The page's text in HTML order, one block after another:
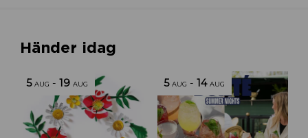
Händer idag
5 AUG -19 AUG 5 AUG -14 AUG